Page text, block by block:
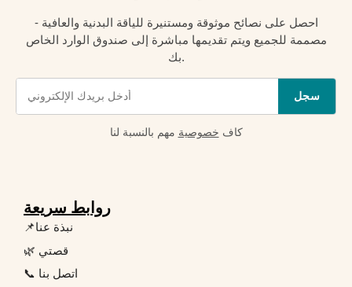
احصل على نصائح موثوقة ومستنيرة للياقة البدنية والعافية -
مصممة للجميع ويتم تقديمها مباشرة إلى صندوق الوارد الخاص
بك.
سجل
كاف خصوصية مهم بالنسبة لنا
روابط سريعة
📌نبذة عنا
🌿 قصتي
📞 اتصل بنا